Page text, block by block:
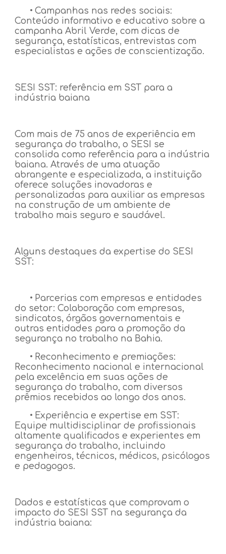
• Campanhas nas redes sociais:
Conteúdo informativo e educativo sobre a
campanha Abril Verde, com dicas de
segurança, estatísticas, entrevistas com
especialistas e ações de conscientização.
SESI SST: referência em SST para a
indústria baiana
Com mais de 75 anos de experiência em
segurança do trabalho, o SESI se
consolida como referência para a indústria
baiana. Através de uma atuação
abrangente e especializada, a instituição
oferece soluções inovadoras e
personalizadas para auxiliar as empresas
na construção de um ambiente de
trabalho mais seguro e saudável.
Alguns destaques da expertise do SESI
SST:
• Parcerias com empresas e entidades
do setor: Colaboração com empresas,
sindicatos, órgãos governamentais e
outras entidades para a promoção da
segurança no trabalho na Bahia.
• Reconhecimento e premiações:
Reconhecimento nacional e internacional
pela excelência em suas ações de
segurança do trabalho, com diversos
prêmios recebidos ao longo dos anos.
• Experiência e expertise em SST:
Equipe multidisciplinar de profissionais
altamente qualificados e experientes em
segurança do trabalho, incluindo
engenheiros, técnicos, médicos, psicólogos
e pedagogos.
Dados e estatísticas que comprovam o
impacto do SESI SST na segurança da
indústria baiana: